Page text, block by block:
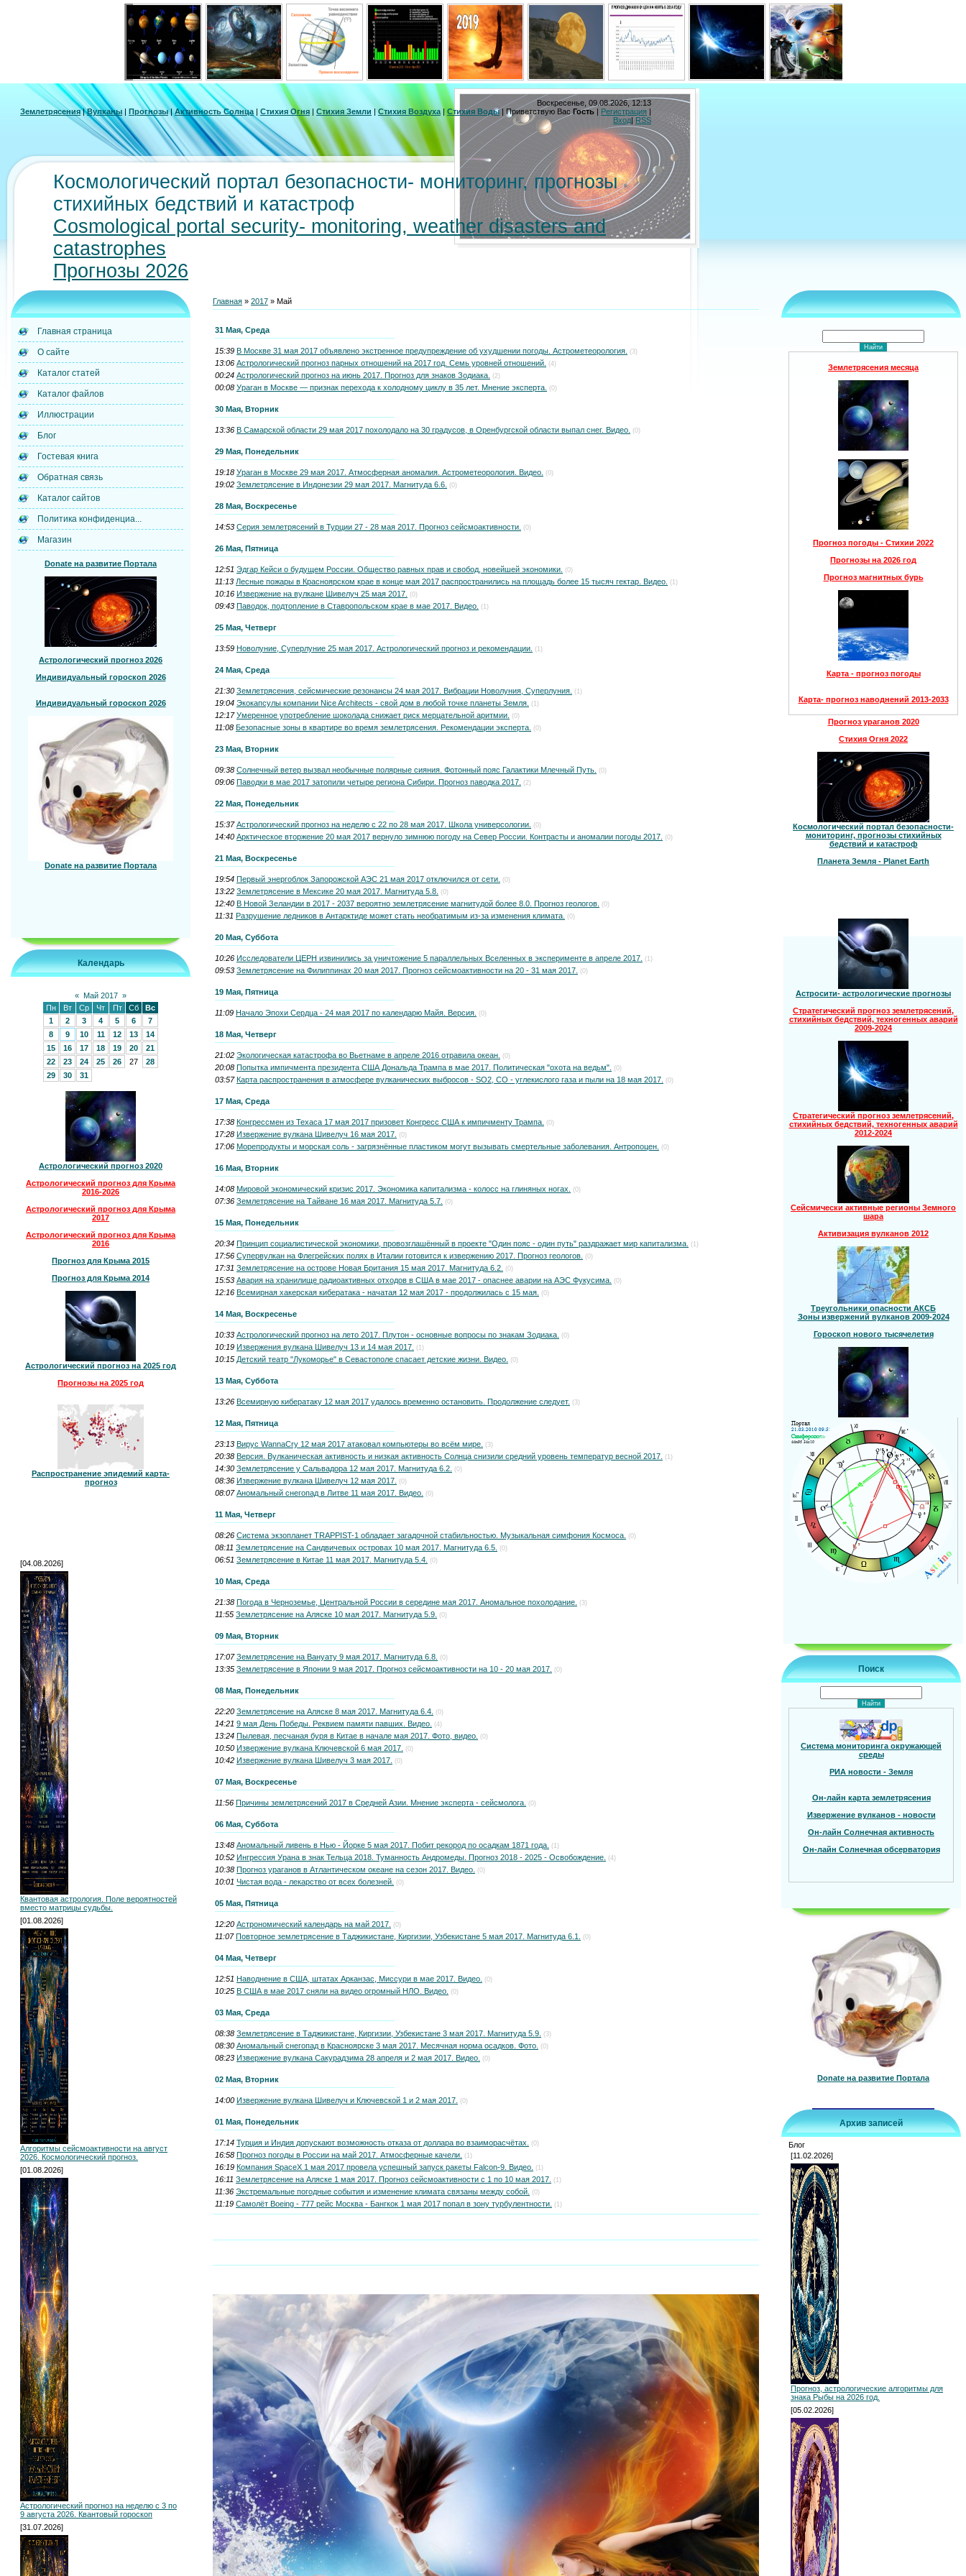
Воскресенье, 09.08.2026, 12:13
Землетрясения|Вулканы | Прогнозы|Активность Солнца | Стихия Огня | Стихия Земли |Стихия Воздуха | Стихия Воды| Приветствую Вас Гость | Регистрация |
Вход| RSS
Космологический портал безопасности- мониторинг, прогнозы
стихийных бедствий и катастроф
Cosmological portal security- monitoring, weather disasters and
catastrophes
Прогнозы 2026
Главная страница
О сайте
Каталог статей
Каталог файлов
Иллюстрации
Блог
Гостевая книга
Обратная связь
Каталог сайтов
Политика конфиденциа...
Магазин
Donate на развитие Портала
Астрологический прогноз 2026
Индивидуальный гороскоп 2026
Индивидуальный гороскоп 2026
Donate на развитие Портала
Календарь
« Май 2017 »
Пн
Вт Ср Чт Пт Сб
Вс
1
2 3 4 5 6
7
8
9 10 11 12 13
14
15
16 17 18 19 20
21
22
23 24 25 26 27
28
29
30 31
Астрологический прогноз 2020
Астрологический прогноз для Крыма
2016-2026
Астрологический прогноз для Крыма
2017
Астрологический прогноз для Крыма
2016
Прогноз для Крыма 2015
Прогноз для Крыма 2014
Астрологический прогноз на 2025 год
Прогнозы на 2025 год
Распространение эпидемий карта-
прогноз
[04.08.2026]
Квантовая астрология. Поле вероятностей
вместо матрицы судьбы.
[01.08.2026]
Алгоритмы сейсмоактивности на август
2026. Космологический прогноз.
[01.08.2026]
Астрологический прогноз на неделю с 3 по
9 августа 2026. Квантовый гороскоп
[31.07.2026]
Главная » 2017 » Май
31 Мая, Среда
15:39 В Москве 31 мая 2017 объявлено экстренное предупреждение об ухудшении погоды. Астрометеорология. (3)
13:06 Астрологический прогноз парных отношений на 2017 год. Семь уровней отношений. (4)
00:24 Астрологический прогноз на июнь 2017. Прогноз для знаков Зодиака. (2)
00:08 Ураган в Москве — признак перехода к холодному циклу в 35 лет. Мнение эксперта. (0)
30 Мая, Вторник
13:36 В Самарской области 29 мая 2017 похолодало на 30 градусов, в Оренбургской области выпал снег. Видео. (0)
29 Мая, Понедельник
19:18 Ураган в Москве 29 мая 2017. Атмосферная аномалия. Астрометеорология. Видео. (0)
19:02 Землетрясение в Индонезии 29 мая 2017. Магнитуда 6.6. (0)
28 Мая, Воскресенье
14:53 Серия землетрясений в Турции 27 - 28 мая 2017. Прогноз сейсмоактивности. (0)
26 Мая, Пятница
12:51 Эдгар Кейси о будущем России. Общество равных прав и свобод, новейшей экономики. (0)
11:13 Лесные пожары в Красноярском крае в конце мая 2017 распространились на площадь более 15 тысяч гектар. Видео. (1)
10:16 Извержение на вулкане Шивелуч 25 мая 2017. (0)
09:43 Паводок, подтопление в Ставропольском крае в мае 2017. Видео. (1)
25 Мая, Четверг
13:59 Новолуние, Суперлуние 25 мая 2017. Астрологический прогноз и рекомендации. (1)
24 Мая, Среда
21:30 Землетрясения, сейсмические резонансы 24 мая 2017. Вибрации Новолуния, Суперлуния. (1)
19:04 Экокапсулы компании Nice Architects - свой дом в любой точке планеты Земля. (1)
12:17 Умеренное употребление шоколада снижает риск мерцательной аритмии. (0)
11:08 Безопасные зоны в квартире во время землетрясения. Рекомендации эксперта. (0)
23 Мая, Вторник
09:38 Солнечный ветер вызвал необычные полярные сияния. Фотонный пояс Галактики Млечный Путь. (0)
09:06 Паводки в мае 2017 затопили четыре региона Сибири. Прогноз паводка 2017. (2)
22 Мая, Понедельник
15:37 Астрологический прогноз на неделю с 22 по 28 мая 2017. Школа универсологии. (0)
14:40 Арктическое вторжение 20 мая 2017 вернуло зимнюю погоду на Север России. Контрасты и аномалии погоды 2017. (0)
21 Мая, Воскресенье
19:54 Первый энергоблок Запорожской АЭС 21 мая 2017 отключился от сети. (0)
13:22 Землетрясение в Мексике 20 мая 2017. Магнитуда 5.8. (0)
12:40 В Новой Зеландии в 2017 - 2037 вероятно землетрясение магнитудой более 8.0. Прогноз геологов. (0)
11:31 Разрушение ледников в Антарктиде может стать необратимым из-за изменения климата. (0)
20 Мая, Суббота
10:26 Исследователи ЦЕРН извинились за уничтожение 5 параллельных Вселенных в эксперименте в апреле 2017. (1)
09:53 Землетрясение на Филиппинах 20 мая 2017. Прогноз сейсмоактивности на 20 - 31 мая 2017. (0)
19 Мая, Пятница
11:09 Начало Эпохи Сердца - 24 мая 2017 по календарю Майя. Версия. (0)
18 Мая, Четверг
21:02 Экологическая катастрофа во Вьетнаме в апреле 2016 отравила океан. (0)
20:08 Попытка импичмента президента США Дональда Трампа в мае 2017. Политическая "охота на ведьм". (0)
03:57 Карта распространения в атмосфере вулканических выбросов - SO2, CO - углекислого газа и пыли на 18 мая 2017. (0)
17 Мая, Среда
17:38 Конгрессмен из Техаса 17 мая 2017 призовет Конгресс США к импичменту Трампа. (0)
17:28 Извержение вулкана Шивелуч 16 мая 2017. (0)
17:06 Морепродукты и морская соль - загрязнённые пластиком могут вызывать смертельные заболевания. Антропоцен. (0)
16 Мая, Вторник
14:08 Мировой экономический кризис 2017. Экономика капитализма - колосс на глиняных ногах. (0)
07:36 Землетрясение на Тайване 16 мая 2017. Магнитуда 5.7. (0)
15 Мая, Понедельник
20:34 Принцип социалистической экономики, провозглашённый в проекте "Один пояс - один путь" раздражает мир капитализма. (1)
17:56 Супервулкан на Флегрейских полях в Италии готовится к извержению 2017. Прогноз геологов. (0)
17:31 Землетрясение на острове Новая Британия 15 мая 2017. Магнитуда 6.2. (0)
15:53 Авария на хранилище радиоактивных отходов в США в мае 2017 - опаснее аварии на АЭС Фукусима. (0)
12:16 Всемирная хакерская кибератака - начатая 12 мая 2017 - продолжилась с 15 мая. (0)
14 Мая, Воскресенье
10:33 Астрологический прогноз на лето 2017. Плутон - основные вопросы по знакам Зодиака. (0)
10:19 Извержения вулкана Шивелуч 13 и 14 мая 2017. (1)
10:15 Детский театр "Лукоморье" в Севастополе спасает детские жизни. Видео. (0)
13 Мая, Суббота
13:26 Всемирную кибератаку 12 мая 2017 удалось временно остановить. Продолжение следует. (3)
12 Мая, Пятница
23:13 Вирус WannaCry 12 мая 2017 атаковал компьютеры во всём мире. (3)
20:38 Версия. Вулканическая активность и низкая активность Солнца снизили средний уровень температур весной 2017. (1)
14:30 Землетрясение у Сальвадора 12 мая 2017. Магнитуда 6.2. (0)
08:36 Извержение вулкана Шивелуч 12 мая 2017. (0)
08:07 Аномальный снегопад в Литве 11 мая 2017. Видео. (0)
11 Мая, Четверг
08:26 Система экзопланет TRAPPIST-1 обладает загадочной стабильностью. Музыкальная симфония Космоса. (0)
08:11 Землетрясение на Сандвичевых островах 10 мая 2017. Магнитуда 6.5. (0)
06:51 Землетрясение в Китае 11 мая 2017. Магнитуда 5.4. (0)
10 Мая, Среда
21:38 Погода в Черноземье, Центральной России в середине мая 2017. Аномальное похолодание. (3)
11:55 Землетрясение на Аляске 10 мая 2017. Магнитуда 5.9. (0)
09 Мая, Вторник
17:07 Землетрясение на Вануату 9 мая 2017. Магнитуда 6.8. (0)
13:35 Землетрясение в Японии 9 мая 2017. Прогноз сейсмоактивности на 10 - 20 мая 2017. (0)
08 Мая, Понедельник
22:20 Землетрясение на Аляске 8 мая 2017. Магнитуда 6.4. (0)
14:21 9 мая День Победы. Реквием памяти павших. Видео. (4)
13:24 Пылевая, песчаная буря в Китае в начале мая 2017. Фото, видео. (0)
10:50 Извержение вулкана Ключевской 6 мая 2017. (0)
10:42 Извержение вулкана Шивелуч 3 мая 2017. (0)
07 Мая, Воскресенье
11:56 Причины землетрясений 2017 в Средней Азии. Мнение эксперта - сейсмолога. (0)
06 Мая, Суббота
13:48 Аномальный ливень в Нью - Йорке 5 мая 2017. Побит рекород по осадкам 1871 года. (1)
10:52 Ингрессия Урана в знак Тельца 2018. Туманность Андромеды. Прогноз 2018 - 2025 - Освобождение. (4)
10:38 Прогноз ураганов в Атлантическом океане на сезон 2017. Видео. (0)
10:01 Чистая вода - лекарство от всех болезней. (0)
05 Мая, Пятница
12:20 Астрономический календарь на май 2017. (0)
11:07 Повторное землетрясение в Таджикистане, Киргизии, Узбекистане 5 мая 2017. Магнитуда 6.1. (0)
04 Мая, Четверг
12:51 Наводнение в США, штатах Арканзас, Миссури в мае 2017. Видео. (0)
10:25 В США в мае 2017 сняли на видео огромный НЛО. Видео. (0)
03 Мая, Среда
08:38 Землетрясение в Таджикистане, Киргизии, Узбекистане 3 мая 2017. Магнитуда 5.9. (3)
08:30 Аномальный снегопад в Красноярске 3 мая 2017. Месячная норма осадков. Фото. (0)
08:23 Извержение вулкана Сакурадзима 28 апреля и 2 мая 2017. Видео. (0)
02 Мая, Вторник
14:00 Извержение вулкана Шивелуч и Ключевской 1 и 2 мая 2017. (0)
01 Мая, Понедельник
17:14 Турция и Индия допускают возможность отказа от доллара во взаиморасчётах. (0)
16:58 Прогноз погоды в России на май 2017. Атмосферные качели. (1)
16:19 Компания SpaceX 1 мая 2017 провела успешный запуск ракеты Falcon-9. Видео. (1)
16:11 Землетрясение на Аляске 1 мая 2017. Прогноз сейсмоактивности с 1 по 10 мая 2017. (1)
11:36 Экстремальные погодные события и изменение климата связаны между собой. (0)
11:19 Самолёт Boeing - 777 рейс Москва - Бангкок 1 мая 2017 попал в зону турбулентности. (1)
Землетрясения месяца
Прогноз погоды - Стихии 2022
Прогнозы на 2026 год
Прогноз магнитных бурь
Карта - прогноз погоды
Карта- прогноз наводнений 2013-2033
Прогноз ураганов 2020
Стихия Огня 2022
Космологический портал безопасности-
мониторинг, прогнозы стихийных
бедствий и катастроф
Планета Земля - Planet Earth
Астросити- астрологические прогнозы
Стратегический прогноз землетрясений,
стихийных бедствий, техногенных аварий
2009-2024
Стратегический прогноз землетрясений,
стихийных бедствий, техногенных аварий
2012-2024
Сейсмически активные регионы Земного
шара
Активизация вулканов 2012
Треугольники опасности АКСБ
Зоны извержений вулканов 2009-2024
Гороскоп нового тысячелетия
Поиск
Система мониторинга окружающей
среды
РИА новости - Земля
Он-лайн карта землетрясения
Извержение вулканов - новости
Он-лайн Солнечная активность
Он-лайн Солнечная обсерватория
Donate на развитие Портала
Архив записей
Блог
[11.02.2026]
Прогноз, астрологические алгоритмы для
знака Рыбы на 2026 год.
[05.02.2026]